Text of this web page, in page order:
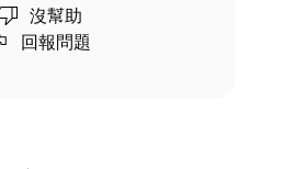
沒幫助
回報問題